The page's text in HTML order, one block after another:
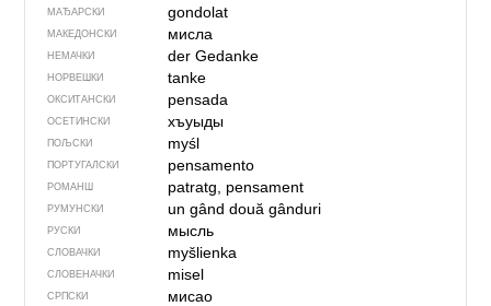
МАЂАРСКИ gondolat
МАКЕДОНСКИ мисла
НЕМАЧКИ der Gedanke
НОРВЕШКИ tanke
ОКСИТАНСКИ pensada
ОСЕТИНСКИ хъуыды
ПОЉСКИ myśl
ПОРТУГАЛСКИ pensamento
РОМАНШ patratg, pensament
РУМУНСКИ un gânddouă gânduri
РУСКИ мысль
СЛОВАЧКИ myšlienka
СЛОВЕНАЧКИ misel
СРПСКИ мисао